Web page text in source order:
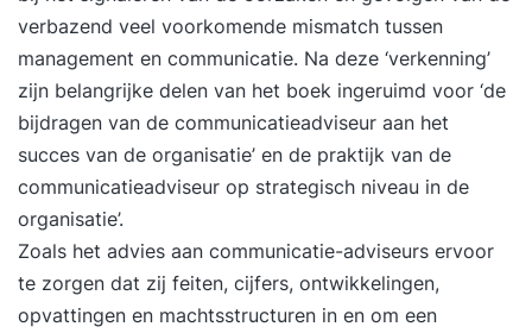
verbazend veel voorkomende mismatch tussen
management en communicatie. Na deze ‘verkenning’
zijn belangrijke delen van het boek ingeruimd voor ‘de
bijdragen van de communicatieadviseur aan het
succes van de organisatie’ en de praktijk van de
communicatieadviseur op strategisch niveau in de
organisatie’.
Zoals het advies aan communicatie-adviseurs ervoor
te zorgen dat zij feiten, cijfers, ontwikkelingen,
opvattingen en machtsstructuren in en om een